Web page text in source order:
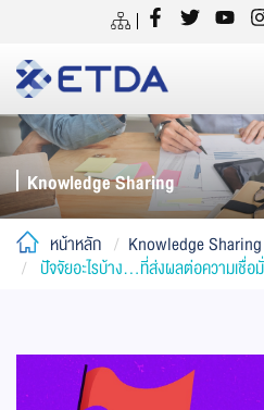
Knowledge Sharing
หน้าหลัก Knowledge Sharing
ปัจจัยอะไรบ้าง…ที่ส่งผลต่อความเชื่อ